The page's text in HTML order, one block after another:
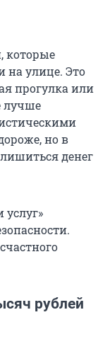
которые
на улице. Это
прогулка или
лучше
но в
денег
услуг»
рублей